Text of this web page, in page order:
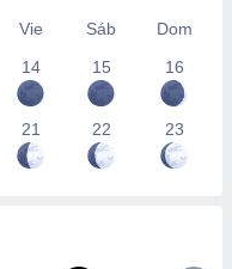
Vie Sáb
Dom
14 15 16
21 22 23